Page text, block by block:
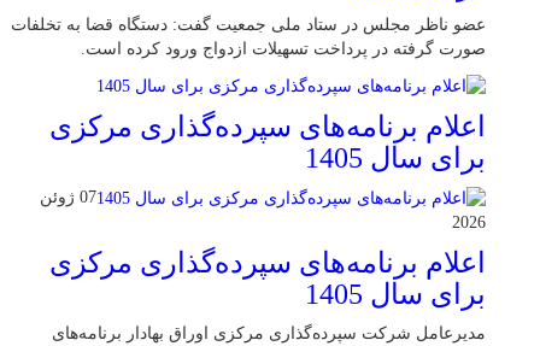
عضو ناظر مجلس در ستاد ملی جمعیت گفت: دستگاه قضا به تخلفات
صورت گرفته در پرداخت تسهیلات ازدواج ورود کرده است.
اعلام برنامه‌های سپرده‌گذاری مرکزی
برای سال 1405
07 ژوئن
2026
اعلام برنامه‌های سپرده‌گذاری مرکزی
برای سال 1405
مدیرعامل شرکت سپرده‌گذاری مرکزی اوراق بهادار برنامه‌های